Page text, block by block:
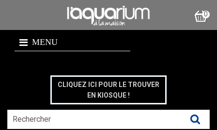
0
MENU
CLIQUEZ ICI POUR LE TROUVER
EN KIOSQUE !